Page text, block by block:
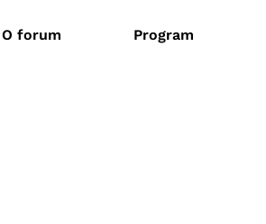
O forum Program